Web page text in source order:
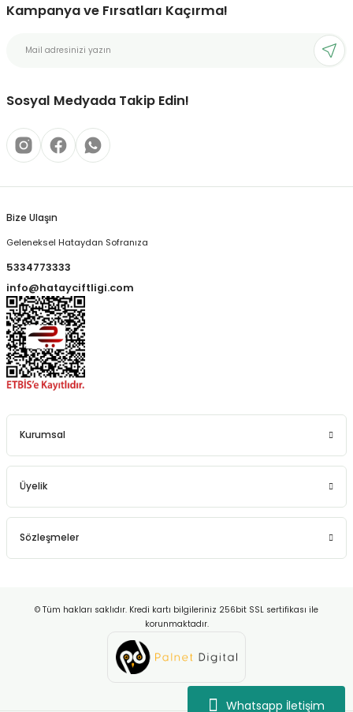
Whatsapp İletişim
Kampanya ve Fırsatları Kaçırma!
Sosyal Medyada Takip Edin!
Bize Ulaşın
Geleneksel Hataydan Sofranıza
5334773333
info@hatayciftligi.com
Kurumsal
Üyelik
Sözleşmeler
© Tüm hakları saklıdır. Kredi kartı bilgileriniz 256bit SSL sertifikası ile
korunmaktadır.